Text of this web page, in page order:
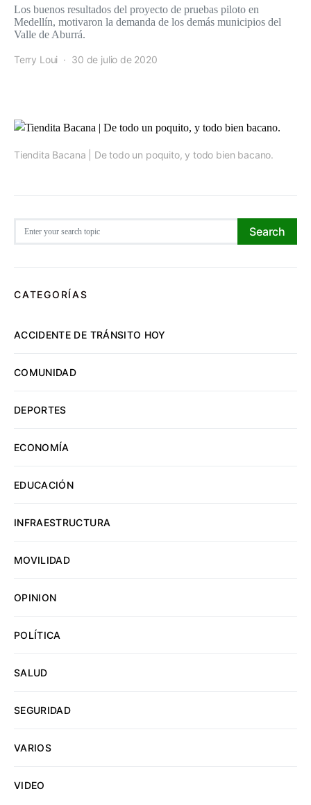
Los buenos resultados del proyecto de pruebas piloto en
Medellín, motivaron la demanda de los demás municipios del
Valle de Aburrá.
Terry Loui 30 de julio de 2020
Tiendita Bacana | De todo un poquito, y todo bien bacano.
Search
CATEGORÍAS
ACCIDENTE DE TRÁNSITO HOY
COMUNIDAD
DEPORTES
ECONOMÍA
EDUCACIÓN
INFRAESTRUCTURA
MOVILIDAD
OPINION
POLÍTICA
SALUD
SEGURIDAD
VARIOS
VIDEO